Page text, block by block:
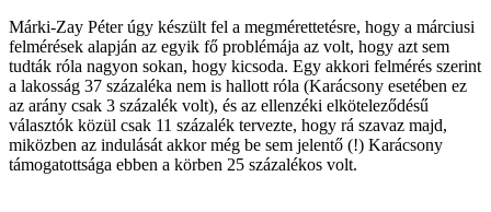
Márki-Zay Péter úgy készült fel a megmérettetésre, hogy a márciusi
felmérések alapján az egyik fő problémája az volt, hogy azt sem
tudták róla nagyon sokan, hogy kicsoda. Egy akkori felmérés szerint
a lakosság 37 százaléka nem is hallott róla (Karácsony esetében ez
az arány csak 3 százalék volt), és az ellenzéki elköteleződésű
választók közül csak 11 százalék tervezte, hogy rá szavaz majd,
miközben az indulását akkor még be sem jelentő (!) Karácsony
támogatottsága ebben a körben 25 százalékos volt.